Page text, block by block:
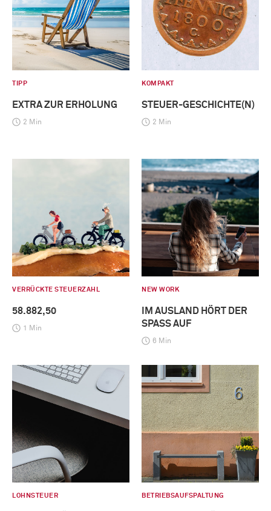
TIPP
EXTRA ZUR ERHOLUNG
2 Min
KOMPAKT
STEUER-GESCHICHTE(N)
2 Min
VERRÜCKTE STEUERZAHL
58.882,50
1 Min
NEW WORK
IM AUSLAND HÖRT DER
SPASS AUF
6 Min
LOHNSTEUER BETRIEBSAUFSPALTUNG